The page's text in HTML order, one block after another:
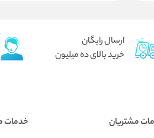
ارسال رایگان
خرید بالای ده میلیون
مشتریان خدمات